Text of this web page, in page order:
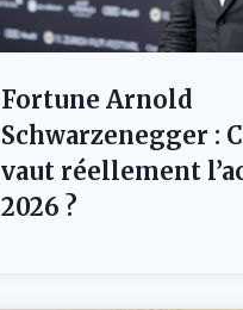
Fortune Arnold
Schwarzenegger :
vaut réellement
2026 ?